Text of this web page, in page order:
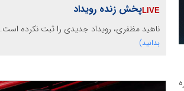
پخش زنده رویداد
ناهید مظفری، رویداد جدیدی را ثبت نکرده است.
بدانید)